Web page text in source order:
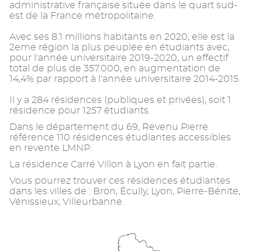
administrative française située dans le quart sud-
est de la France métropolitaine.
Avec ses 8.1 millions habitants en 2020, elle est la
2eme région la plus peuplée en étudiants avec,
pour l'année universitaire 2019-2020, un effectif
total de plus de 357.000, en augmentation de
14,4% par rapport à l'année universitaire 2014-2015.
Il y a 284 résidences (publiques et privées), soit 1
résidence pour 1257 étudiants.
Dans le département du 69, Revenu Pierre
référence 110 résidences étudiantes accessibles
en revente LMNP.
La résidence Carré Villon à Lyon en fait partie.
Vous pourrez trouver ces résidences étudiantes
dans les villes de : Bron, Écully, Lyon, Pierre-Bénite,
Vénissieux, Villeurbanne.